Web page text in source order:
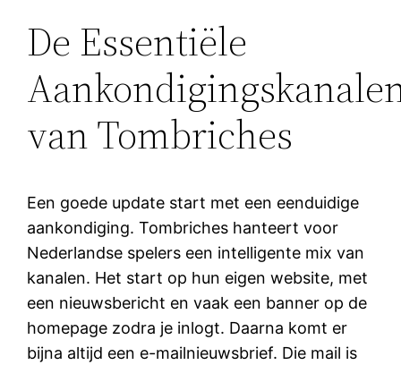
De Essentiële
van Tombriches
Een goede update start met een eenduidige
aankondiging. Tombriches hanteert voor
Nederlandse spelers een intelligente mix van
kanalen. Het start op hun eigen website, met
een nieuwsbericht en vaak een banner op de
homepage zodra je inlogt. Daarna komt er
bijna altijd een e-mailnieuwsbrief. Die mail is